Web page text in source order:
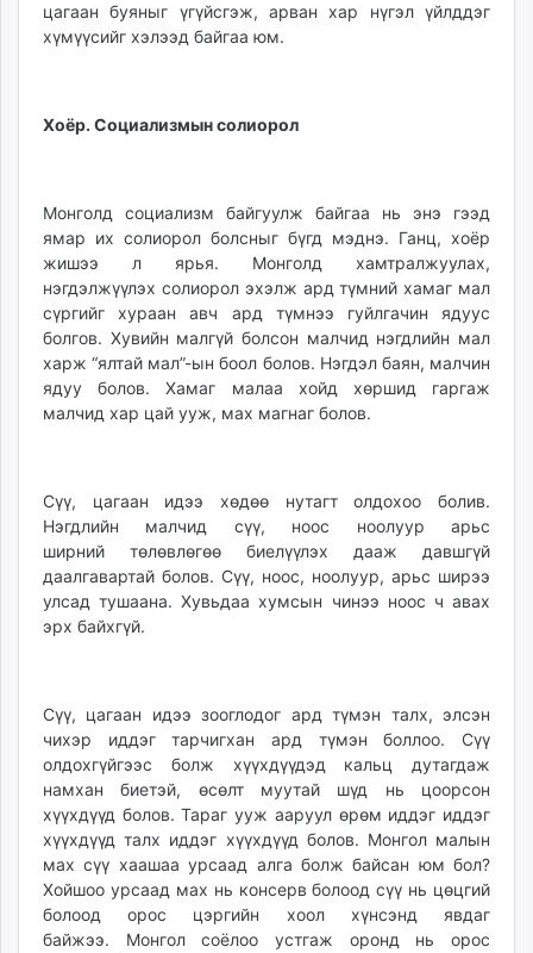
цагаан буяныг үгүйсгэж, арван хар нүгэл үйлддэг
хүмүүсийг хэлээд байгаа юм.
Хоёр. Социализмын солиорол
Монголд социализм байгуулж байгаа нь энэ гээд
ямар их солиорол болсныг бүгд мэднэ. Ганц, хоёр
жишээ л ярья. Монголд хамтралжуулах,
нэгдэлжүүлэх солиорол эхэлж ард түмний хамаг мал
сүргийг хураан авч ард түмнээ гуйлгачин ядуус
болгов. Хувийн малгүй болсон малчид нэгдлийн мал
харж “ялтай мал”-ын боол болов. Нэгдэл баян, малчин
ядуу болов. Хамаг малаа хойд хөршид гаргаж
малчид хар цай ууж, мах магнаг болов.
Сүү, цагаан идээ хөдөө нутагт олдохоо болив.
Нэгдлийн малчид сүү, ноос ноолуур арьс
ширний төлөвлөгөө биелүүлэх дааж давшгүй
даалгавартай болов. Сүү, ноос, ноолуур, арьс ширээ
улсад тушаана. Хувьдаа хумсын чинээ ноос ч авах
эрх байхгүй.
Сүү, цагаан идээ зооглодог ард түмэн талх, элсэн
чихэр иддэг тарчигхан ард түмэн боллоо. Сүү
олдохгүйгээс болж хүүхдүүдэд кальц дутагдаж
намхан биетэй, өсөлт муутай шүд нь цоорсон
хүүхдүүд болов. Тараг ууж ааруул өрөм иддэг иддэг
хүүхдүүд талх иддэг хүүхдүүд болов. Монгол малын
мах сүү хаашаа урсаад алга болж байсан юм бол?
Хойшоо урсаад мах нь консерв болоод сүү нь цөцгий
болоод орос цэргийн хоол хүнсэнд явдаг
байжээ. Монгол соёлоо устгаж оронд нь орос